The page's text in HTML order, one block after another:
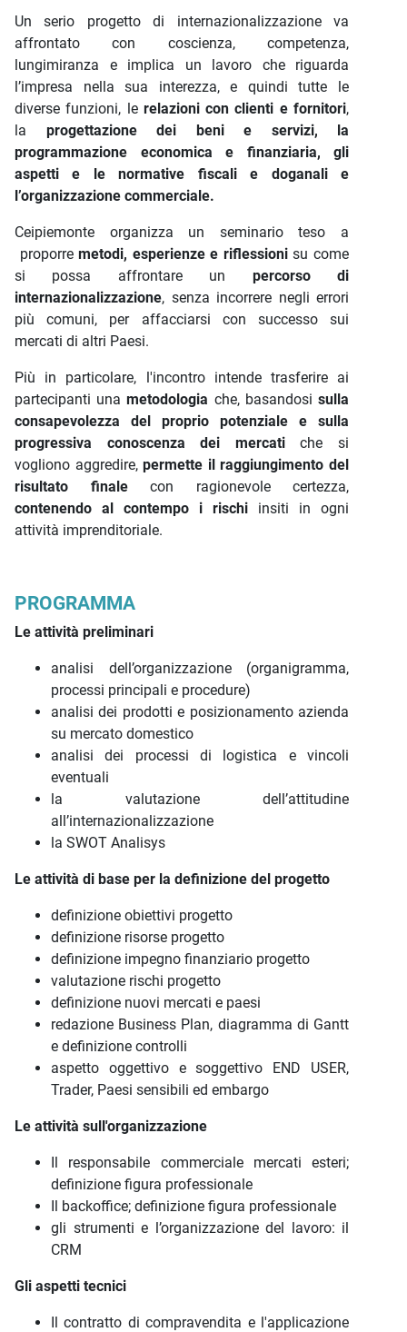
Un serio progetto di internazionalizzazione va
affrontato con coscienza, competenza,
lungimiranza e implica un lavoro che riguarda
l’impresa nella sua interezza, e quindi tutte le
diverse funzioni, le relazioni con clienti e fornitori,
la progettazione
dei beni e servizi, la
programmazione economica e finanziaria, gli
aspetti e le normative fiscali e doganali e
l’organizzazione commerciale.
Ceipiemonte organizza un seminario teso a
proporremetodi, esperienze e riflessionisu come
si possa affrontare un percorso di
internazionalizzazione, senza incorrere negli errori
più comuni, per affacciarsi con successo sui
mercati di altri Paesi.
Più in particolare, l'incontro intende trasferire ai
partecipanti unametodologia che, basandosisulla
consapevolezza del proprio potenziale e sulla
progressiva conoscenza dei mercatiche si
vogliono aggredire,permette il raggiungimento del
risultato finalecon ragionevole certezza,
contenendo al contempo i rischi insiti in ogni
attività imprenditoriale.
PROGRAMMA
Le attività preliminari
analisi dell’organizzazione (organigramma,
processi principali e procedure)
analisi dei prodotti e posizionamento azienda
su mercato domestico
analisi dei processi di logistica e vincoli
eventuali
la valutazione dell’attitudine
all’internazionalizzazione
la SWOT Analisys
Le attività di base per la definizione del progetto
definizione obiettivi progetto
definizione risorse progetto
definizione impegno finanziario progetto
valutazione rischi progetto
definizione nuovi mercati e paesi
redazione Business Plan, diagramma di Gantt
e definizione controlli
aspetto oggettivo e soggettivo END USER,
Trader, Paesi sensibili ed embargo
Le attività sull'organizzazione
Il responsabile commerciale mercati esteri;
definizione figura professionale
Il backoffice; definizione figura professionale
gli strumenti e l’organizzazione del lavoro: il
CRM
Gli aspetti tecnici
Il contratto di compravendita e l'applicazione